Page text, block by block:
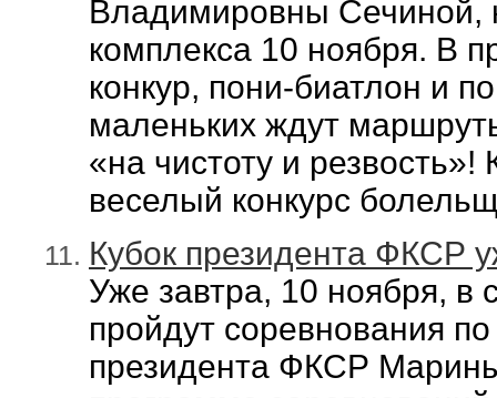
Владимировны Сечиной,
комплекса 10 ноября. В
конкур, пони-биатлон и
маленьких ждут
«на чистоту и резвость»!
веселый конкурс
Кубок президента ФКСР
Уже завтра, 10 ноября,
пройдут соревнования
президента ФКСР